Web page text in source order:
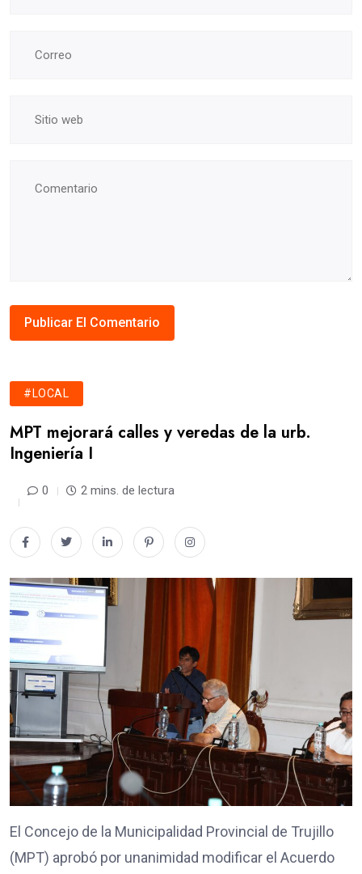
#LOCAL
MPT mejorará calles y veredas de la urb.
Ingeniería I
0 2 mins. de lectura
El Concejo de la Municipalidad Provincial de Trujillo
(MPT) aprobó por unanimidad modificar el Acuerdo